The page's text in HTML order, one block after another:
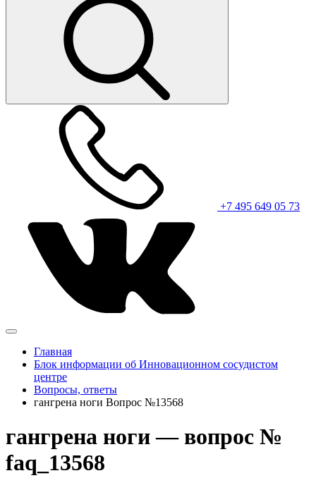
+7 495 649 05 73
Главная
Блок информации об Инновационном сосудистом
центре
Вопросы, ответы
гангрена ноги Вопрос №13568
гангрена ноги — вопрос №
faq_13568